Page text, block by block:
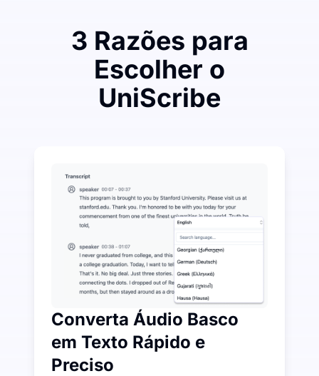
3 Razões para
Escolher o
UniScribe
UniScribe oferece 120 minutos de transcrição
Mais Recursos de IA Disponíveis Além de Áudio
Gere automaticamente resumos, mapas mentais
Converta Áudio Basco
em Texto Rápido e
Preciso